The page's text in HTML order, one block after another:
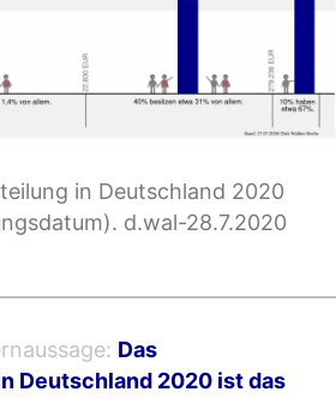
in Deutschland 2020
d.wal-28.7.2020
Das
Deutschland 2020 ist das